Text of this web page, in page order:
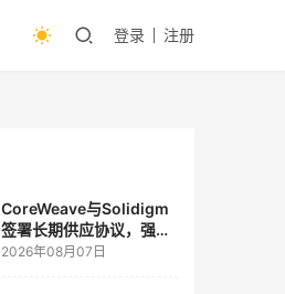
登录 注册
CoreWeave与Solidigm
签署长期供应协议，强化
一体化人工智能云平台
2026年08月07日